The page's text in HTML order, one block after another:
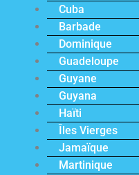
Cuba
Barbade
Dominique
Guadeloupe
Guyane
Guyana
Haïti
Îles Vierges
Jamaïque
Martinique